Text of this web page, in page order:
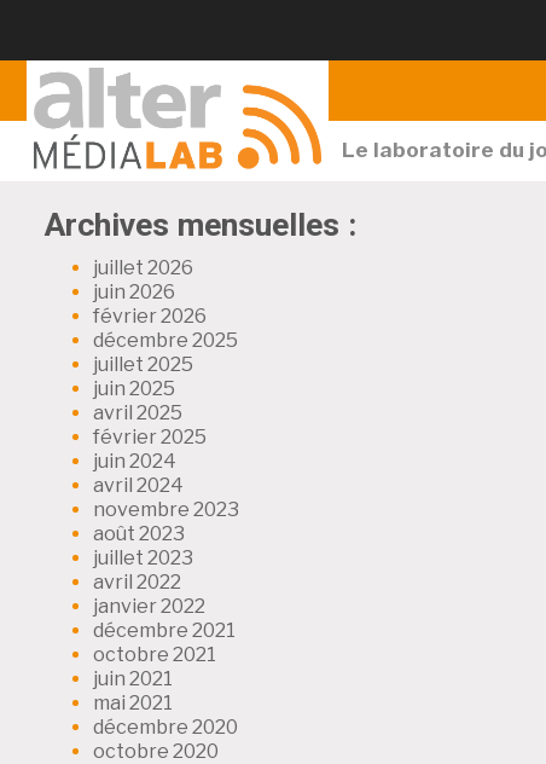
Le laboratoire du
Archives mensuelles :
juillet 2026
juin 2026
février 2026
décembre 2025
juillet 2025
juin 2025
avril 2025
février 2025
juin 2024
avril 2024
novembre 2023
août 2023
juillet 2023
avril 2022
janvier 2022
décembre 2021
octobre 2021
juin 2021
mai 2021
décembre 2020
octobre 2020